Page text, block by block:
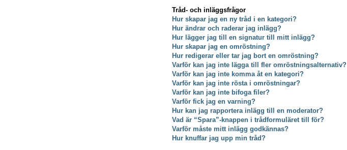
Tråd- och inläggsfrågor
Hur skapar jag en ny tråd i en kategori?
Hur ändrar och raderar jag inlägg?
Hur lägger jag till en signatur till mitt inlägg?
Hur skapar jag en omröstning?
Hur redigerar eller tar jag bort en omröstning?
Varför kan jag inte lägga till fler omröstningsalternativ?
Varför kan jag inte komma åt en kategori?
Varför kan jag inte rösta i omröstningar?
Varför kan jag inte bifoga filer?
Varför fick jag en varning?
Hur kan jag rapportera inlägg till en moderator?
Vad är “Spara”-knappen i trådformuläret till för?
Varför måste mitt inlägg godkännas?
Hur knuffar jag upp min tråd?